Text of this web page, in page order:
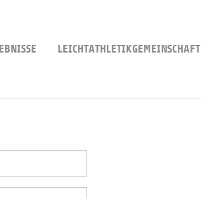
LEICHTATHLETIKGEMEINSCHAFT